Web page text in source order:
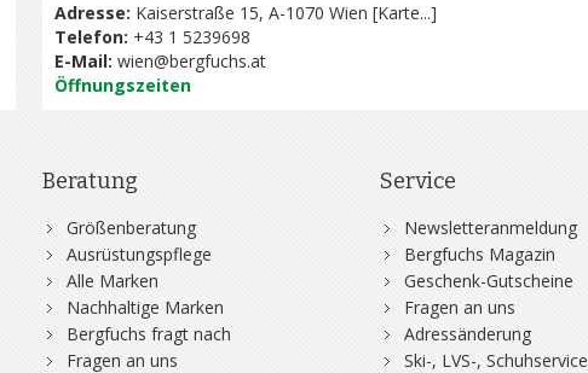
Adresse: Kaiserstraße 15, A-1070 Wien [Karte...]
Telefon: +43 1 5239698
E-Mail: wien@bergfuchs.at
Öffnungszeiten
Beratung
Größenberatung
Ausrüstungspflege
Alle Marken
Nachhaltige Marken
Bergfuchs fragt nach
Fragen an uns
Service
Newsletteranmeldung
Bergfuchs Magazin
Geschenk-Gutscheine
Fragen an uns
Adressänderung
Ski-, LVS-, Schuhservice